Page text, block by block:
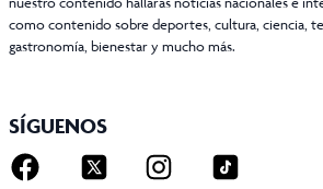
como contenido sobre deportes, cultura, ciencia,
gastronomía, bienestar y mucho más.
SÍGUENOS